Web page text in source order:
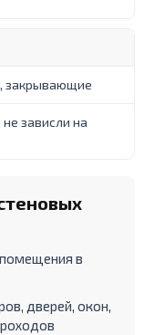
закрывающие
зависли на
в
дверей, окон,